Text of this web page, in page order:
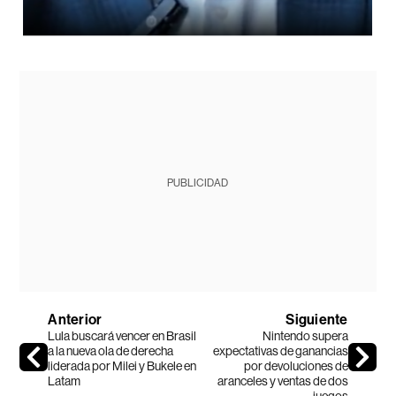
PUBLICIDAD
Anterior
Lula buscará vencer en Brasil
a la nueva ola de derecha
liderada por Milei y Bukele en
Latam
Siguiente
Nintendo supera
expectativas de ganancias
por devoluciones de
aranceles y ventas de dos